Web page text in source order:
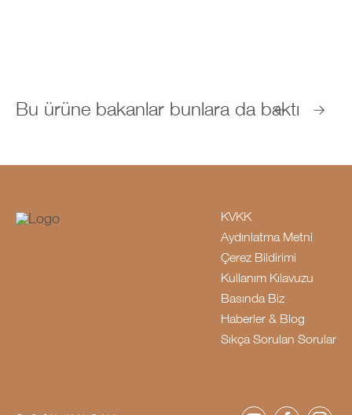
Bu ürüne bakanlar bunlara da baktı
KVKK
Aydınlatma Metni
Çerez Bildirimi
Kullanım Kılavuzu
Basında Biz
Haberler & Blog
Sıkça Sorulan Sorular